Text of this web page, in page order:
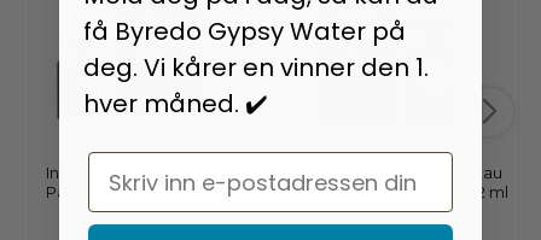
Initio Side Effect - Eau de
Parfum - Duftprøve - 5 ml
Initio High Frequency - Eau
de Parfum - Duftprøve - 2 ml
få Byredo Gypsy Water på
deg. Vi kårer en vinner den 1.
hver måned. ✔️
Email